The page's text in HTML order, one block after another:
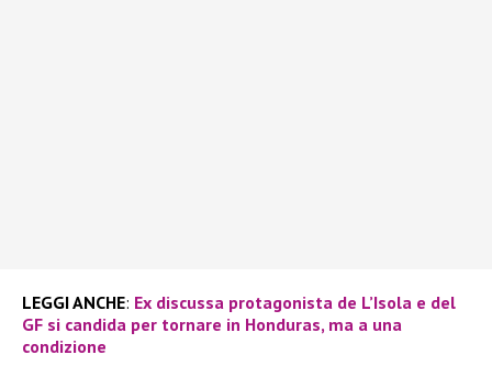
LEGGI ANCHE: Ex discussa protagonista de L’Isola e del
GF si candida per tornare in Honduras, ma a una
condizione